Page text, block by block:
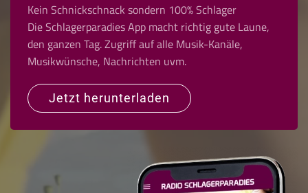
Kein Schnickschnack sondern 100% Schlager
Die Schlagerparadies App macht richtig gute Laune,
den ganzen Tag. Zugriff auf alle Musik-Kanäle,
Musikwünsche, Nachrichten uvm.
Jetzt herunterladen